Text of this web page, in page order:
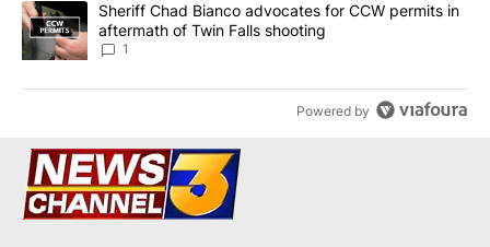
A trending article titled "Sheriff Chad Bianco advocates for
Sheriff Chad Bianco advocates for CCW permits in
aftermath of Twin Falls shooting
1
Powered by